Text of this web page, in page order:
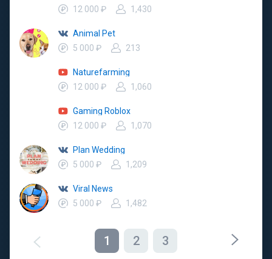
12 000 ₽
1,430
Animal Pet
5 000 ₽
213
Naturefarming
12 000 ₽
1,060
Gaming Roblox
12 000 ₽
1,070
Plan Wedding
5 000 ₽
1,209
Viral News
5 000 ₽
1,482
1 2 3